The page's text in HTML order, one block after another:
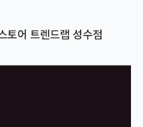
토어 트렌드랩 성수점